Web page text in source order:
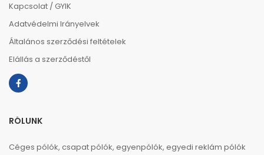
Kapcsolat / GYIK
Adatvédelmi Irányelvek
Általános szerződési feltételek
Elállás a szerződéstől
RÓLUNK
Céges pólók, csapat pólók, egyenpólók, egyedi reklám pólók